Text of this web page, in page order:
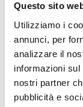
Questo sito
Utilizziamo i
annunci, per
analizzare il
informazioni
nostri partner
pubblicità e
💚 Lo
prima
tutti -